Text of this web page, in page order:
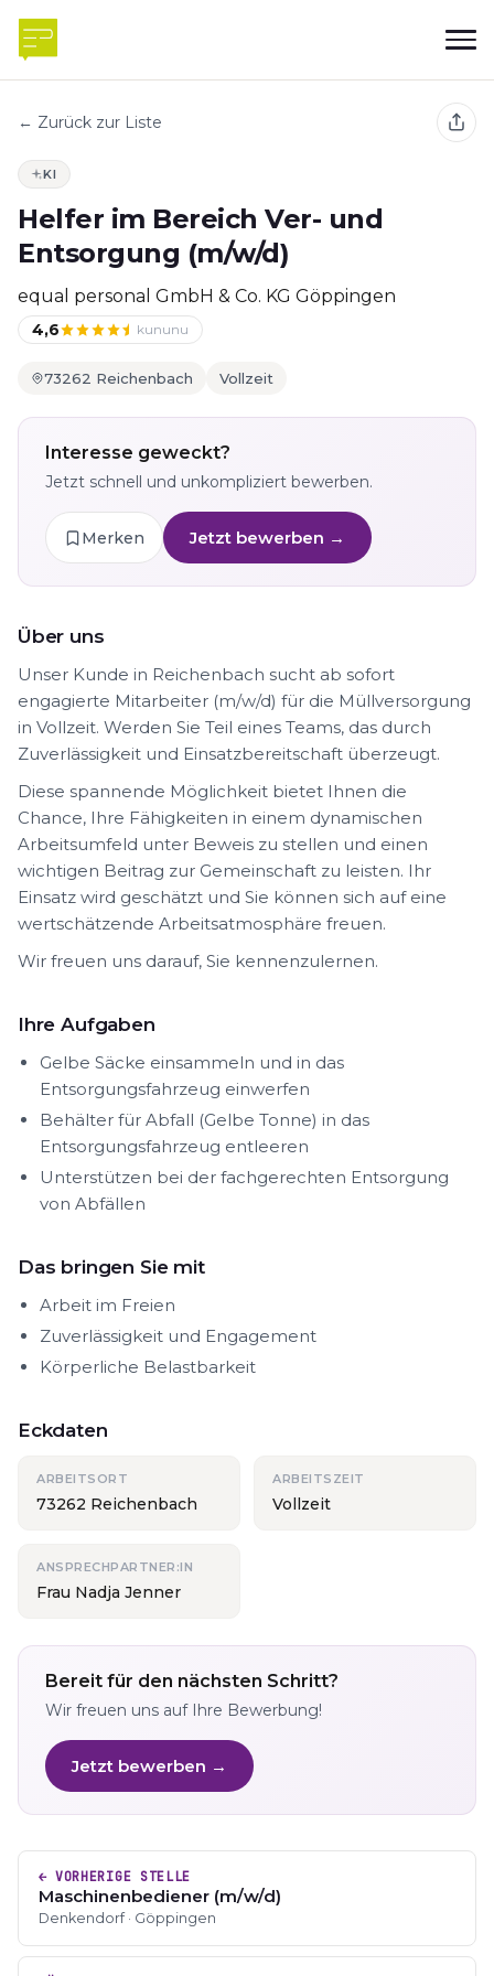
← Zurück zur Liste
KI
Helfer im Bereich Ver- und
Entsorgung (m/w/d)
equal personal GmbH & Co. KG Göppingen
4,6 kununu
73262 Reichenbach Vollzeit
Interesse geweckt?
Jetzt schnell und unkompliziert bewerben.
Merken Jetzt bewerben →
Über uns
Unser Kunde in Reichenbach sucht ab sofort
engagierte Mitarbeiter (m/w/d) für die Müllversorgung
in Vollzeit. Werden Sie Teil eines Teams, das durch
Zuverlässigkeit und Einsatzbereitschaft überzeugt.
Diese spannende Möglichkeit bietet Ihnen die
Chance, Ihre Fähigkeiten in einem dynamischen
Arbeitsumfeld unter Beweis zu stellen und einen
wichtigen Beitrag zur Gemeinschaft zu leisten. Ihr
Einsatz wird geschätzt und Sie können sich auf eine
wertschätzende Arbeitsatmosphäre freuen.
Wir freuen uns darauf, Sie kennenzulernen.
Ihre Aufgaben
Gelbe Säcke einsammeln und in das
Entsorgungsfahrzeug einwerfen
Behälter für Abfall (Gelbe Tonne) in das
Entsorgungsfahrzeug entleeren
Unterstützen bei der fachgerechten Entsorgung
von Abfällen
Das bringen Sie mit
Arbeit im Freien
Zuverlässigkeit und Engagement
Körperliche Belastbarkeit
Eckdaten
ARBEITSORT
73262 Reichenbach
ARBEITSZEIT
Vollzeit
ANSPRECHPARTNER:IN
Frau Nadja Jenner
Bereit für den nächsten Schritt?
Wir freuen uns auf Ihre Bewerbung!
Jetzt bewerben →
← VORHERIGE STELLE
Maschinenbediener (m/w/d)
Denkendorf · Göppingen